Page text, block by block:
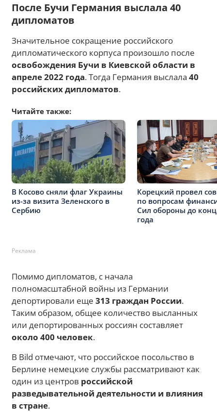
После Бучи Германия выслала 40
дипломатов
Значительное сокращение российского
дипломатического корпуса произошло после
освобождения Бучи в Киевской области в
апреле 2022 года. Тогда Германия выслала 40
российских дипломатов.
Читайте также:
В Косово сняли флаг Украины
из-за визита Зеленского в
Сербию
Корецкий провел
по вопросам
Сил обороны до
года
Реклама
Помимо дипломатов, с начала
полномасштабной войны из Германии
депортировали еще 313 граждан России.
Таким образом, общее количество высланных
или депортированных россиян составляет
около 400 человек.
В Bild отмечают, что российское посольство в
Берлине немецкие службы рассматривают как
один из центров российской
разведывательной деятельности и влияния
в стране.